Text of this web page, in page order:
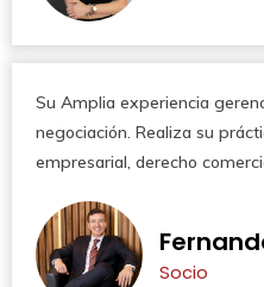
Su Amplia experiencia
negociación. Realiza su
empresarial, derecho
Socio